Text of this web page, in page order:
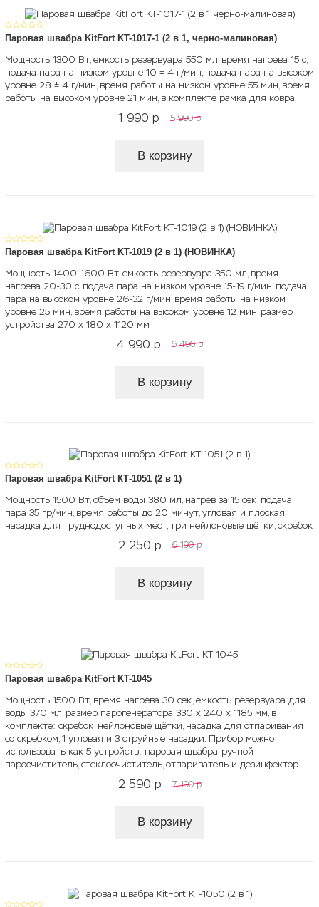
Паровая швабра KitFort KT-1017-1 (2 в 1, черно-малиновая)
Мощность 1300 Вт, емкость резервуара 550 мл, время нагрева 15 с,
подача пара на низком уровне 10 ± 4 г/мин, подача пара на высоком
уровне 28 ± 4 г/мин, время работы на низком уровне 55 мин, время
работы на высоком уровне 21 мин, в комплекте рамка для ковра
1 990 p 5 990 p
В корзину
Паровая швабра KitFort KT-1019 (2 в 1) (НОВИНКА)
Мощность 1400-1600 Вт, емкость резервуара 350 мл, время
нагрева 20-30 с, подача пара на низком уровне 15-19 г/мин, подача
пара на высоком уровне 26-32 г/мин, время работы на низком
уровне 25 мин, время работы на высоком уровне 12 мин, размер
устройства 270 х 180 х 1120 мм
4 990 p 6 490 p
В корзину
Паровая швабра KitFort КТ-1051 (2 в 1)
Мощность 1500 Вт, объем воды 380 мл, нагрев за 15 сек, подача
пара 35 гр/мин, время работы до 20 минут, угловая и плоская
насадка для труднодоступных мест, три нейлоновые щётки, скребок
2 250 p 6 190 p
В корзину
Паровая швабра KitFort KT-1045
Мощность 1500 Вт, время нагрева 30 сек, емкость резервуара для
воды 370 мл, размер парогенератора 330 x 240 x 1185 мм, в
комплекте: скребок, нейлоновые щётки, насадка для отпаривания
со скребком, 1 угловая и 3 струйные насадки. Прибор можно
использовать как 5 устройств: паровая швабра, ручной
пароочиститель, стеклоочиститель, отпариватель и дезинфектор.
2 590 p 7 190 p
В корзину